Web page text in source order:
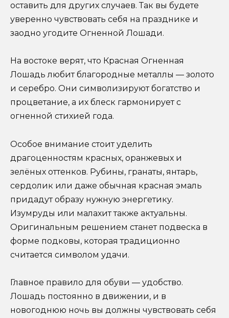
оставить для других случаев. Так вы будете
уверенно чувствовать себя на празднике и
заодно угодите Огненной Лошади.
На востоке верят, что Красная Огненная
Лошадь любит благородные металлы — золото
и серебро. Они символизируют богатство и
процветание, а их блеск гармонирует с
огненной стихией года.
Особое внимание стоит уделить
драгоценностям красных, оранжевых и
зелёных оттенков. Рубины, гранаты, янтарь,
сердолик или даже обычная красная эмаль
придадут образу нужную энергетику.
Изумруды или малахит также актуальны.
Оригинальным решением станет подвеска в
форме подковы, которая традиционно
считается символом удачи.
Главное правило для обуви — удобство.
Лошадь постоянно в движении, и в
новогоднюю ночь вы должны чувствовать себя